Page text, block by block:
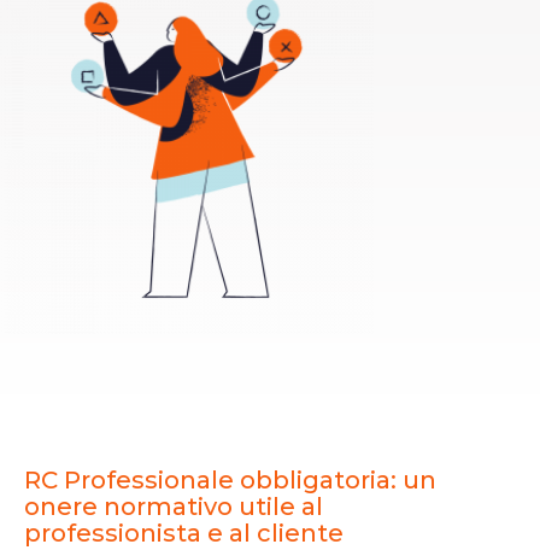
RC Professionale obbligatoria: un
onere normativo utile al
professionista e al cliente